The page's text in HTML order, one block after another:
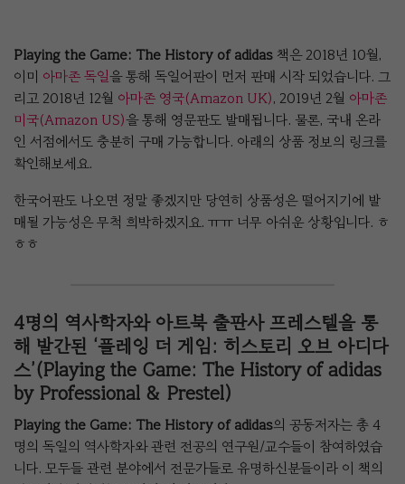
Playing the Game: The History of adidas 책은 2018년 10월,
이미 아마존 독일을 통해 독일어판이 먼저 판매 시작 되었습니다. 그
리고 2018년 12월 아마존 영국(Amazon UK), 2019년 2월 아마존
미국(Amazon US)을 통해 영문판도 발매됩니다. 물론, 국내 온라
인 서점에서도 충분히 구매 가능합니다. 아래의 상품 정보의 링크를
확인해보세요.
한국어판도 나오면 정말 좋겠지만 당연히 상품성은 떨어지기에 발
매될 가능성은 무척 희박하겠지요. ㅠㅠ 너무 아쉬운 상황입니다. ㅎ
ㅎㅎ
4명의 역사학자와 아트북 출판사 프레스텔을 통
해 발간된 ‘플레잉 더 게임: 히스토리 오브 아디다
스’(Playing the Game: The History of adidas
by Professional & Prestel)
Playing the Game: The History of adidas의 공동저자는 총 4
명의 독일의 역사학자와 관련 전공의 연구원/교수들이 참여하였습
니다. 모두들 관련 분야에서 전문가들로 유명하신분들이라 이 책의